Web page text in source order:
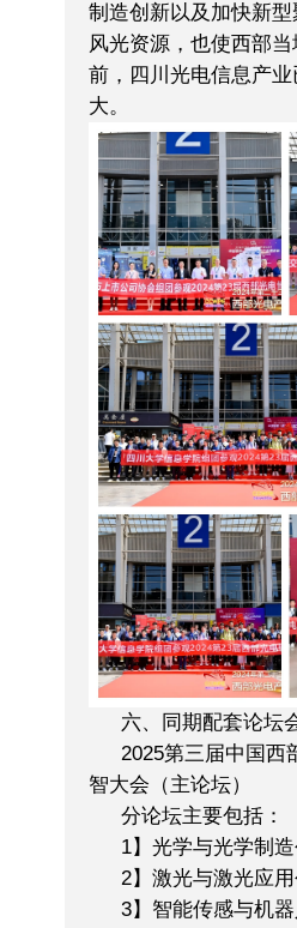
制造创新以及加快新
风光资源，也使西部
前，四川光电信息产
大。
六、同期配套论坛
2025第三届中国西
智大会（主论坛）
分论坛主要包括：
1】光学与光学制
2】激光与激光应
3】智能传感与机